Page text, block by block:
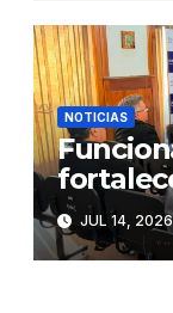
NOTICIAS
sobre
JUL 14,